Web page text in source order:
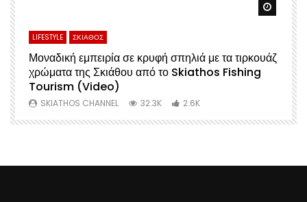
Watch Later
LIFESTYLE ΣΚΙΑΘΟΣ
Μοναδική εμπειρία σε κρυφή σπηλιά με τα τιρκουάζ
χρώματα της Σκιάθου από το Skiathos Fishing
Tourism (Video)
SKIATHOS CHANNEL 32.3K 2.6K